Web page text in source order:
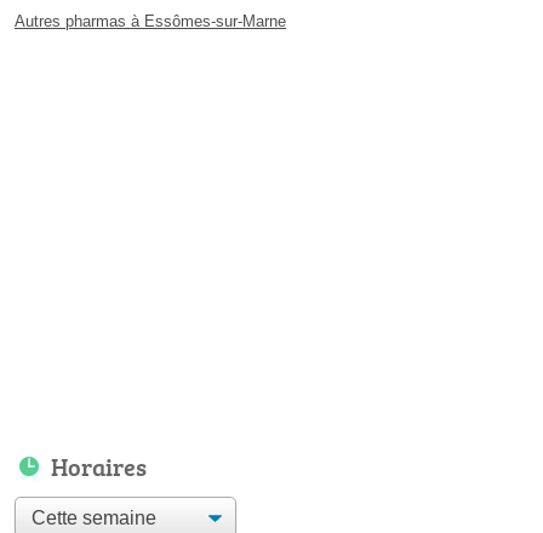
Autres pharmas à Essômes-sur-Marne
Horaires